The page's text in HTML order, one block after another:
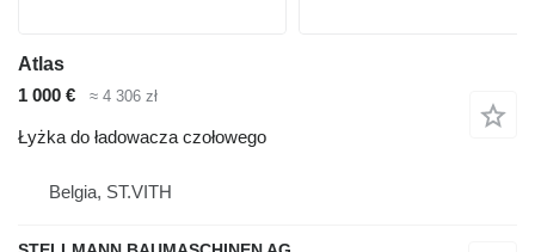
Atlas
1 000 €
≈ 4 306 zł
Łyżka do ładowacza czołowego
Belgia, ST.VITH